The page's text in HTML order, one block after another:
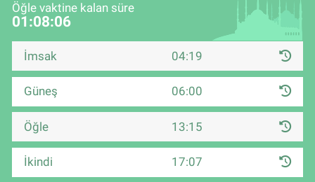
Öğle vaktine kalan süre
01:08:05
İmsak 04:19
Güneş 06:00
Öğle 13:15
İkindi 17:07